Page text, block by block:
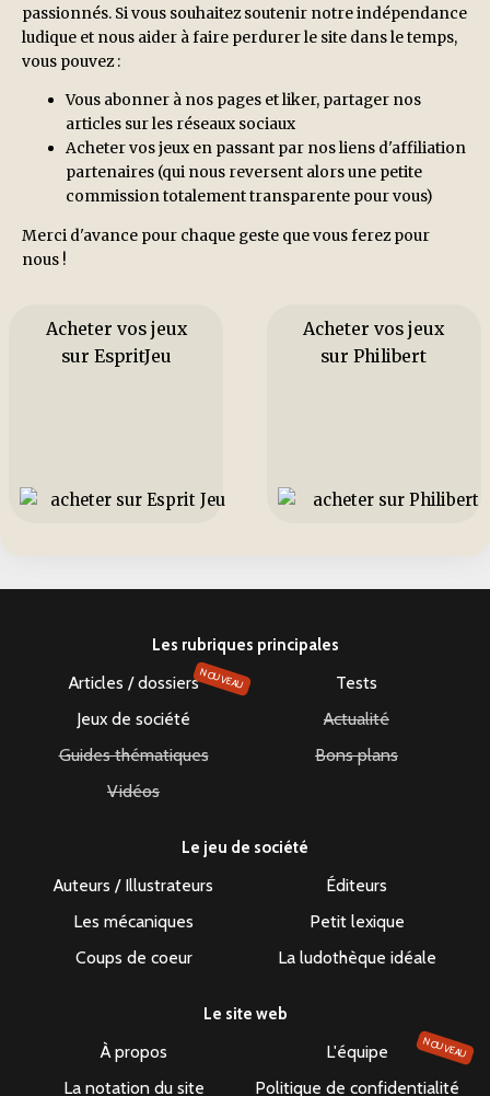
passionnés. Si vous souhaitez soutenir notre indépendance
ludique et nous aider à faire perdurer le site dans le temps,
vous pouvez :
Vous abonner à nos pages et liker, partager nos
articles sur les réseaux sociaux
Acheter vos jeux en passant par nos liens d'affiliation
partenaires (qui nous reversent alors une petite
commission totalement transparente pour vous)
Merci d'avance pour chaque geste que vous ferez pour
nous !
Acheter vos jeux
sur EspritJeu
Acheter vos jeux
sur Philibert
Les rubriques principales
Articles / dossiersNOUVEAU
Tests
Jeux de société
Actualité
Guides thématiques
Bons plans
Vidéos
Le jeu de société
Auteurs / Illustrateurs
Éditeurs
Les mécaniques
Petit lexique
Coups de coeur
La ludothèque idéale
Le site web
À propos L'équipe NOUVEAU
La notation du site Politique de confidentialité